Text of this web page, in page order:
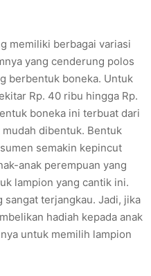
memiliki berbagai variasi
yang cenderung polos
berbentuk boneka. Untuk
Rp. 40 ribu hingga Rp.
boneka ini terbuat dari
dibentuk. Bentuk
semakin kepincut
anak perempuan yang
lampion yang cantik ini.
sangat terjangkau. Jadi, jika
hadiah kepada anak
untuk memilih lampion